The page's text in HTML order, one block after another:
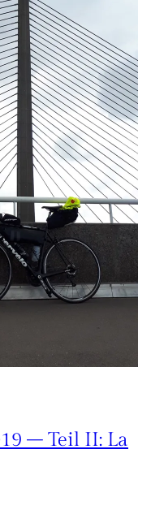
– Teil II: La